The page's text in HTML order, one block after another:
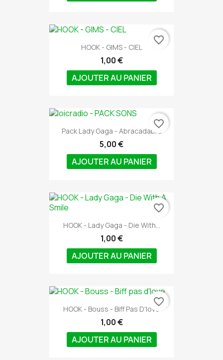
HOOK - GIMS - CIEL
1,00 €
AJOUTER AU PANIER
favorite_border
Pack Lady Gaga - Abracadabra
5,00 €
AJOUTER AU PANIER
favorite_border
HOOK - Lady Gaga - Die With...
1,00 €
AJOUTER AU PANIER
favorite_border
HOOK - Bouss - Biff Pas D'love
1,00 €
AJOUTER AU PANIER
favorite_border